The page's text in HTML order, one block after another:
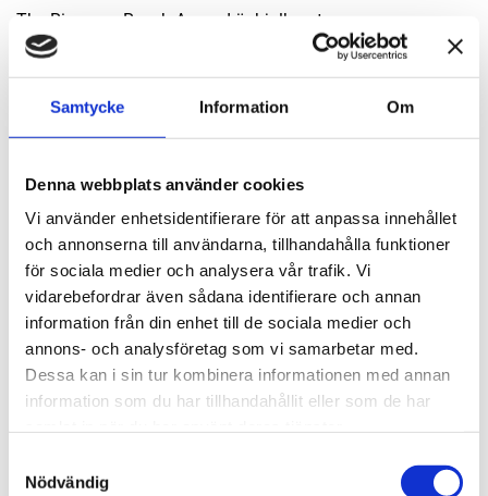
Samtycke Information Om
Denna webbplats använder cookies
Vi använder enhetsidentifierare för att anpassa innehållet
och annonserna till användarna, tillhandahålla funktioner
för sociala medier och analysera vår trafik. Vi
vidarebefordrar även sådana identifierare och annan
information från din enhet till de sociala medier och
annons- och analysföretag som vi samarbetar med.
Dessa kan i sin tur kombinera informationen med annan
information som du har tillhandahållit eller som de har
Nödvändig
The Rimpaca Reach Around är hjulborstarna som
kombinerar en vinklad design med en ultramjuk, helt
syntetisk ullhuvud, vilket gör att du når runt och kommer åt
alla svåråtkomliga områden över hela din bil!
Rekommenderat pris: 527.20 kr
527,20 kr
st
Beskrivning